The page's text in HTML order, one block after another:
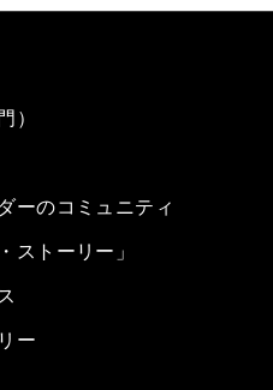
）
ーのコミュニティ
ストーリー」
ー